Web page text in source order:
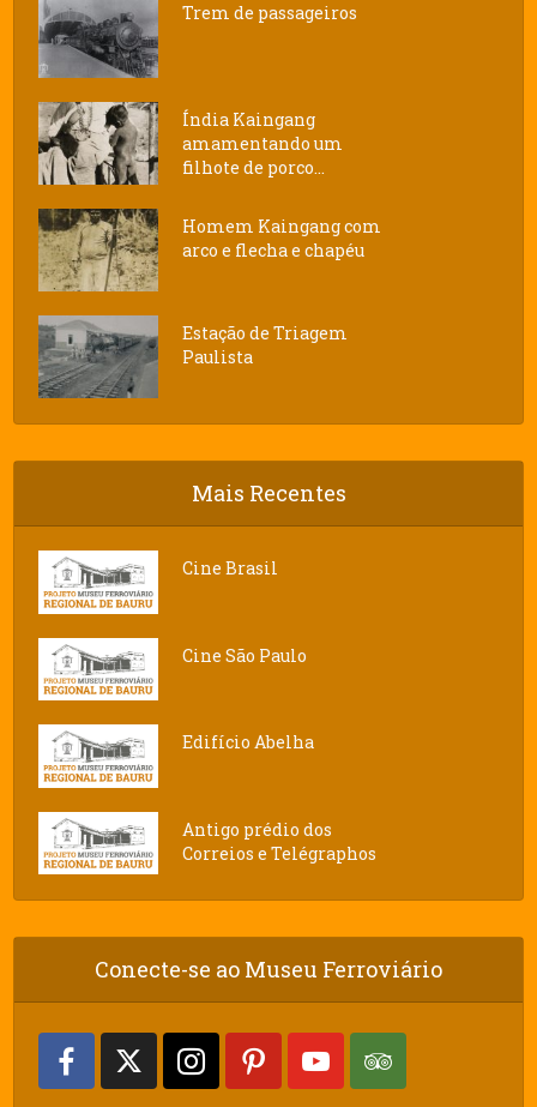
Trem de passageiros
Índia Kaingang
amamentando um
filhote de porco...
Homem Kaingang com
arco e flecha e chapéu
Estação de Triagem
Paulista
Mais Recentes
Cine Brasil
Cine São Paulo
Edifício Abelha
Antigo prédio dos
Correios e Telégraphos
Conecte-se ao Museu Ferroviário